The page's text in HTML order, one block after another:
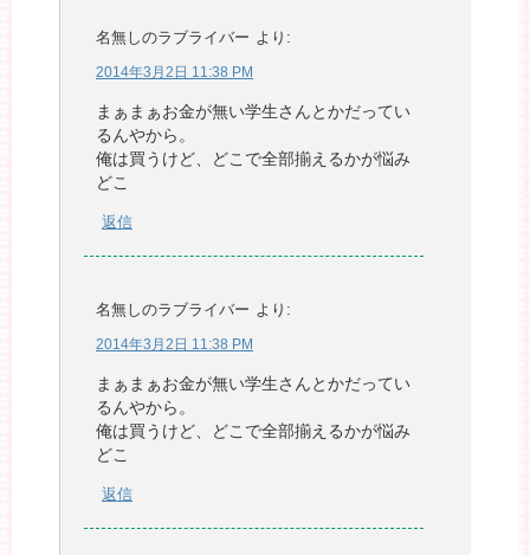
名無しのラブライバー より:
2014年3月2日 11:38 PM
まぁまぁお金が無い学生さんとかだってい
るんやから。
俺は買うけど、どこで全部揃えるかが悩み
どこ
返信
名無しのラブライバー より:
2014年3月2日 11:38 PM
まぁまぁお金が無い学生さんとかだってい
るんやから。
俺は買うけど、どこで全部揃えるかが悩み
どこ
返信